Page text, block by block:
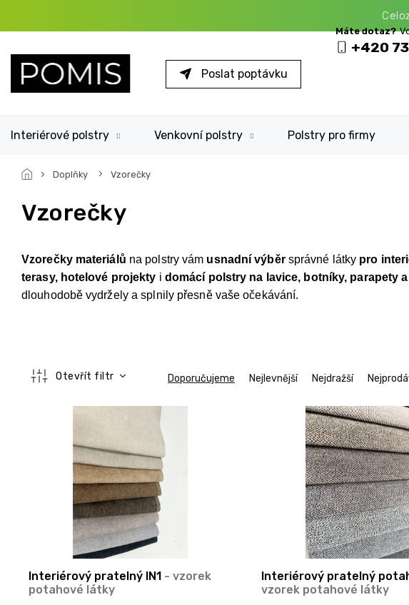
+420
Poslat poptávku
Interiérové polstry Venkovní polstry Polstry pro firmy
Doplňky Vzorečky
Vzorečky
Vzorečky materiálů na polstry vám usnadní výběrsprávné látky pro
terasy, hotelové projekty i domácí polstry na lavice, botníky, parapety
dlouhodobě vydržely a splnily přesně vaše očekávání.
Ř
z
e
n
p
r
o
d
ů
Doporučujeme Nejlevnější Nejdražší
Otevřít filtr
Interiérový pratelný IN1 - vzorek
potahové látky
Interiérový pratelný
vzorek potahové látky